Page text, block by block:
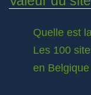
Quelle est
Les 100
en Belgique